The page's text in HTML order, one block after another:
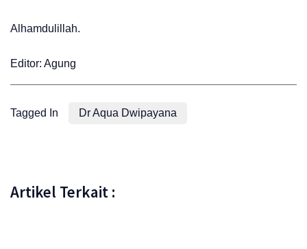
Alhamdulillah.
Editor: Agung
Tagged In Dr Aqua Dwipayana
Artikel Terkait :